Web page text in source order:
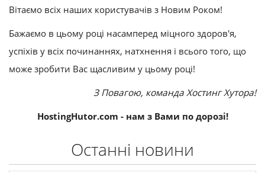
Вітаємо всіх наших користувачів з Новим Роком!
Бажаємо в цьому році насамперед міцного здоров'я,
успіхів у всіх починаннях, натхнення і всього того, що
може зробити Вас щасливим у цьому році!
З Повагою, команда Хостинг Хутора!
HostingHutor.com - нам з Вами по дорозі!
Останні новини